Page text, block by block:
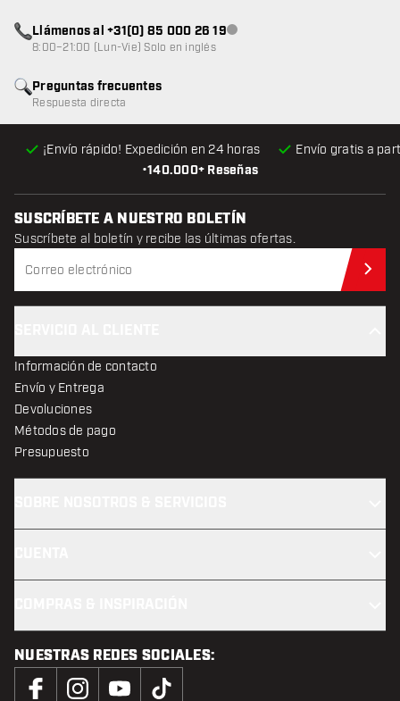
•140.000+ Reseñas
¡Envío rápido! Expedición en 24 horas Envío gratis a
Preguntas frecuentes
Respuesta directa
Llámenos al +31(0) 85 000 26 19Atención al cliente no disponible
8:00–21:00 (Lun-Vie) Solo en inglés
SUSCRÍBETE A NUESTRO BOLETÍN
Suscríbete al boletín y recibe las últimas ofertas.
Información de contacto
Envío y Entrega
Devoluciones
Métodos de pago
Presupuesto
NUESTRAS REDES SOCIALES: